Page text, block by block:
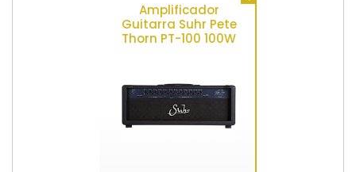
Comprar Comprar
Amplificador
Guitarra Suhr Pete
Thorn PT-100 100W